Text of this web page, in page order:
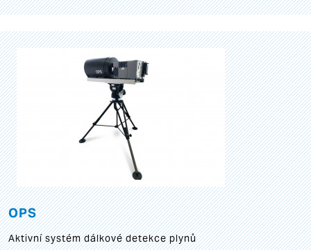
OPS
Aktivní systém dálkové detekce plynů